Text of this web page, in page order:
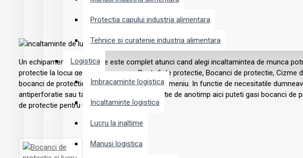
Protectia capului industria alimentara
Tehnice si curatenie industria alimentara
Logistica
Imbracaminte logistica
Incaltaminte logistica
Lucru la inaltime
Manusi logistica
Un echipament de protectie este complet atunci cand alegi incaltamintea de munca
protectie la locul de munca, precum: Pantofi de protectie, Bocanci de protectie, Cizme
bocanci de protectie rezistenti pentru orice domeniu. In functie de necesitatile
antiperforatie sau talpi rezistente sau in functie de anotimp aici puteti gasi bocanci de
de protectie pentru vara